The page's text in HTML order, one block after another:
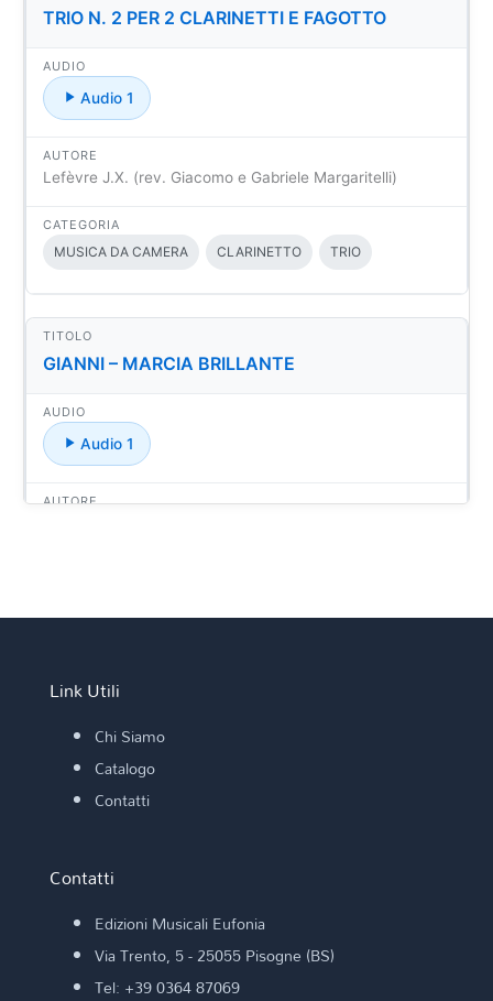
TRIO N. 2 PER 2 CLARINETTI E FAGOTTO
Audio 1
Lefèvre J.X. (rev. Giacomo e Gabriele Margaritelli)
MUSICA DA CAMERA CLARINETTO TRIO
GIANNI – MARCIA BRILLANTE
Audio 1
MUSICA DA CAMERA CLARINETTO
Link Utili
Chi Siamo
Catalogo
Contatti
Contatti
Edizioni Musicali Eufonia
Via Trento, 5 - 25055 Pisogne (BS)
Tel: +39 0364 87069